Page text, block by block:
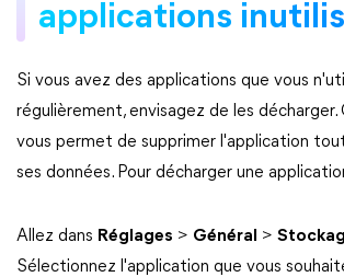
applications
Si vous avez des applications que vous
régulièrement, envisagez de les
vous permet de supprimer l'application
ses données. Pour décharger une
Allez dans Réglages > Général >
Sélectionnez l'application que vous